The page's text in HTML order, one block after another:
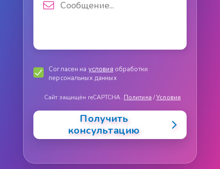
Согласен на условия обработки
персональных данных
Сайт защищён reCAPTCHA. Политика /Условия
Получить
консультацию